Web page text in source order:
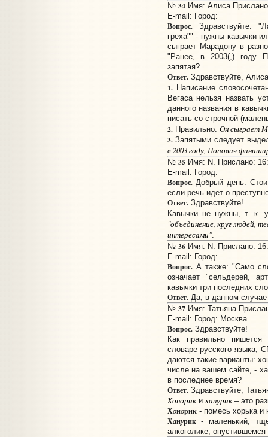
№ 34Имя: Алиса
E-mail: Город:
Вопрос.Здравствуйте.
греха"" - нужны кавычки
сыграет Марадону в
"Ранее, в 2003(,) году
запятая?
Ответ.Здравствуйте,
1.Написание
Вегаса нельзя назвать
данного названия в
писать со строчной
2.Правильно: Он сыграет
3.Запятыми следует
в 2003 году, Попович
№ 35Имя: N. Прислано:
E-mail: Город:
Вопрос.Добрый день.
если речь идет о
Ответ.Здравствуйте!
Кавычки не нужны, т. к.
"объединение, круг людей,
интересами".
№ 36Имя: N. Прислано:
E-mail: Город:
Вопрос.А также: "Само
означает "сельдерей,
кавычки три последних
Ответ.Да, в данном случае
№ 37Имя: Татьяна
E-mail: Город: Москва
Вопрос.Здравствуйте!
Как правильно
словаре русского языка,
даются такие варианты:
числе на вашем сайте, -
в последнее время?
Ответ.Здравствуйте,
Хонорики ханурик– это
Хонорик- помесь хорька и
Ханурик- маленький,
алкоголике,